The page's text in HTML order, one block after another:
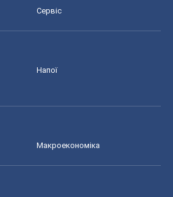
Сервіс
Напої
Макроекономіка